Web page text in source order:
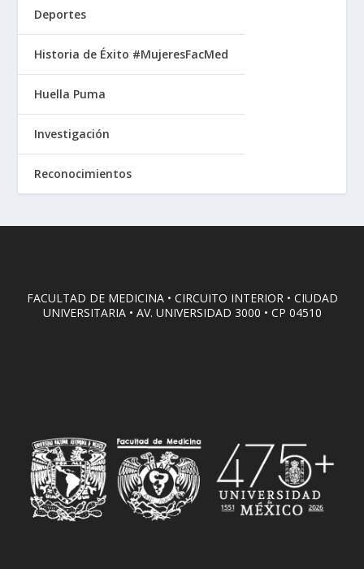
Deportes
Historia de Éxito #MujeresFacMed
Huella Puma
Investigación
Reconocimientos
FACULTAD DE MEDICINA • CIRCUITO INTERIOR • CIUDAD
UNIVERSITARIA • AV. UNIVERSIDAD 3000 • CP 04510